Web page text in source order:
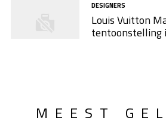
DESIGNERS
Louis Vuitton
tentoonstelling
MEEST